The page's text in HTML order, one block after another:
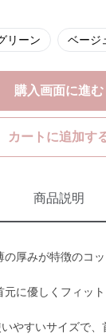
リーン ベージ
購入画面に進む
カートに追加す
商品説明
厚みが特徴のコ
元に優しくフィッ
やすいサイズで